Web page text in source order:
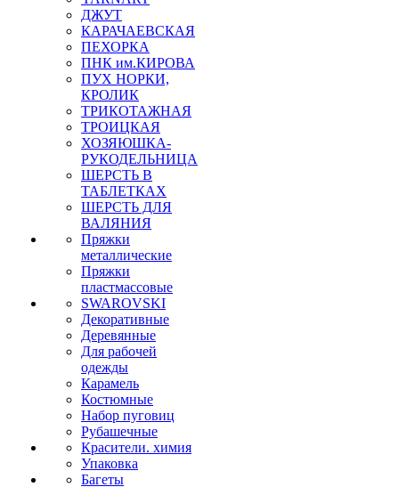
ДЖУТ
КАРАЧАЕВСКАЯ
ПЕХОРКА
ПНК им.КИРОВА
ПУХ НОРКИ,
КРОЛИК
ТРИКОТАЖНАЯ
ТРОИЦКАЯ
ХОЗЯЮШКА-
РУКОДЕЛЬНИЦА
ШЕРСТЬ В
ТАБЛЕТКАХ
ШЕРСТЬ ДЛЯ
ВАЛЯНИЯ
Пряжки
металлические
Пряжки
пластмассовые
SWAROVSKI
Декоративные
Деревянные
Для рабочей
одежды
Карамель
Костюмные
Набор пуговиц
Рубашечные
Красители. химия
Упаковка
Багеты